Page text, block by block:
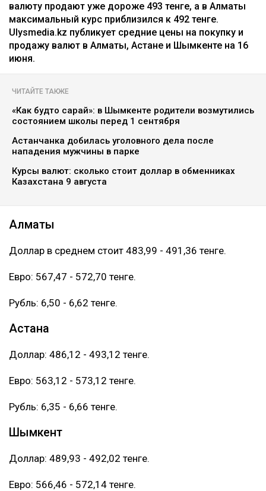
валюту продают уже дороже 493 тенге, а в Алматы
максимальный курс приблизился к 492 тенге.
Ulysmedia.kz публикует средние цены на покупку и
продажу валют в Алматы, Астане и Шымкенте на 16
июня.
ЧИТАЙТЕ ТАКЖЕ
«Как будто сарай»: в Шымкенте родители возмутились
состоянием школы перед 1 сентября
Астанчанка добилась уголовного дела после
нападения мужчины в парке
Курсы валют: сколько стоит доллар в обменниках
Казахстана 9 августа
Алматы
Доллар в среднем стоит 483,99 - 491,36 тенге.
Евро: 567,47 - 572,70 тенге.
Рубль: 6,50 - 6,62 тенге.
Астана
Доллар: 486,12 - 493,12 тенге.
Евро: 563,12 - 573,12 тенге.
Рубль: 6,35 - 6,66 тенге.
Шымкент
Доллар: 489,93 - 492,02 тенге.
Евро: 566,46 - 572,14 тенге.